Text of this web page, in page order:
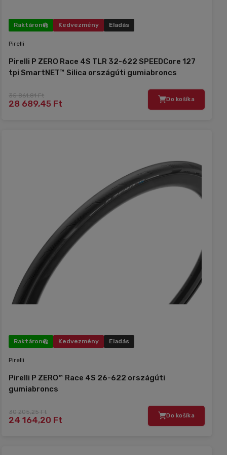
Raktáron Kedvezmény Eladás
Pirelli
Pirelli P ZERO Race 4S TLR 32-622 SPEEDCore 127
tpi SmartNET™ Silica országúti gumiabroncs
35 861,81 Ft
28 689,45 Ft Do košíka
Raktáron Kedvezmény Eladás
Pirelli
Pirelli P ZERO™ Race 4S 26-622 országúti
gumiabroncs
30 205,25 Ft
24 164,20 Ft Do košíka